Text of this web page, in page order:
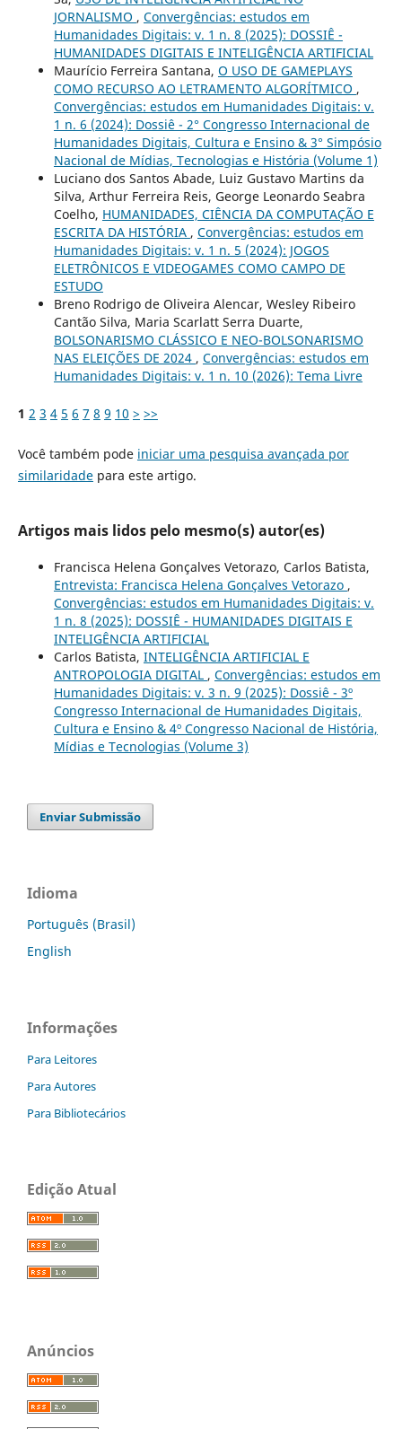
JORNALISMO , Convergências: estudos em
Humanidades Digitais: v. 1 n. 8 (2025): DOSSIÊ -
HUMANIDADES DIGITAIS E INTELIGÊNCIA ARTIFICIAL
Maurício Ferreira Santana, O USO DE GAMEPLAYS
COMO RECURSO AO LETRAMENTO ALGORÍTMICO ,
Convergências: estudos em Humanidades Digitais: v.
1 n. 6 (2024): Dossiê - 2° Congresso Internacional de
Humanidades Digitais, Cultura e Ensino & 3° Simpósio
Nacional de Mídias, Tecnologias e História (Volume 1)
Luciano dos Santos Abade, Luiz Gustavo Martins da
Silva, Arthur Ferreira Reis, George Leonardo Seabra
Coelho, HUMANIDADES, CIÊNCIA DA COMPUTAÇÃO E
ESCRITA DA HISTÓRIA , Convergências: estudos em
Humanidades Digitais: v. 1 n. 5 (2024): JOGOS
ELETRÔNICOS E VIDEOGAMES COMO CAMPO DE
ESTUDO
Breno Rodrigo de Oliveira Alencar, Wesley Ribeiro
Cantão Silva, Maria Scarlatt Serra Duarte,
BOLSONARISMO CLÁSSICO E NEO-BOLSONARISMO
NAS ELEIÇÕES DE 2024 , Convergências: estudos em
Humanidades Digitais: v. 1 n. 10 (2026): Tema Livre
1 2 3 4 5 6 7 8 9 10 > >>
Você também pode iniciar uma pesquisa avançada por
similaridadepara este artigo.
Artigos mais lidos pelo mesmo(s) autor(es)
Francisca Helena Gonçalves Vetorazo, Carlos Batista,
Entrevista: Francisca Helena Gonçalves Vetorazo ,
Convergências: estudos em Humanidades Digitais: v.
1 n. 8 (2025): DOSSIÊ - HUMANIDADES DIGITAIS E
INTELIGÊNCIA ARTIFICIAL
Carlos Batista, INTELIGÊNCIA ARTIFICIAL E
ANTROPOLOGIA DIGITAL , Convergências: estudos em
Humanidades Digitais: v. 3 n. 9 (2025): Dossiê - 3º
Congresso Internacional de Humanidades Digitais,
Cultura e Ensino & 4º Congresso Nacional de História,
Mídias e Tecnologias (Volume 3)
Enviar Submissão
Idioma
Português (Brasil)
English
Informações
Para Leitores
Para Autores
Para Bibliotecários
Edição Atual
Anúncios